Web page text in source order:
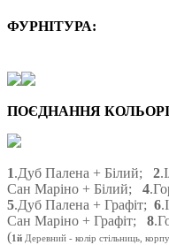
ФУРНІТУРА:
ПОЄДНАННЯ
1.Дуб Палена + Білий; 2
Сан Маріно + Білий;
4
5.Дуб Палена + Графіт; 6
Сан Маріно + Графіт; 8
(1й Деревний - колір стільниць,